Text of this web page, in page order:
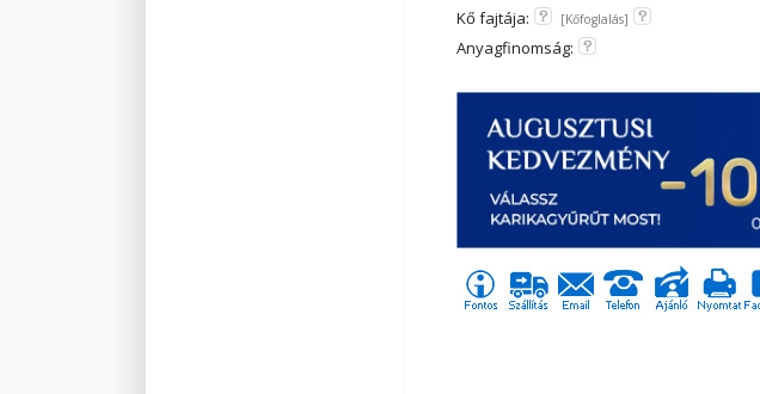
Kő fajtája:
[Kőfoglalás]
Anyagfinomság: